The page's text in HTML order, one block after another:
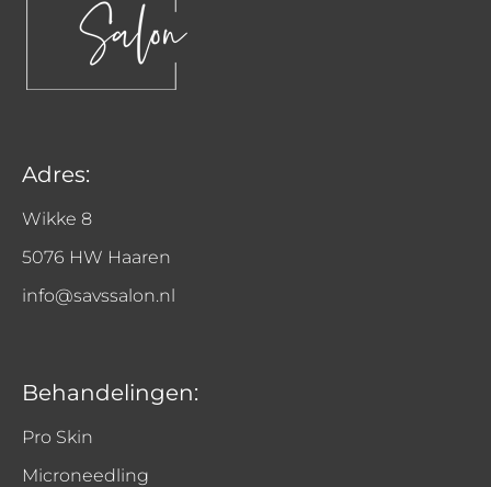
Adres:
Wikke 8
5076 HW Haaren
info@savssalon.nl
Behandelingen:
Pro Skin
Microneedling